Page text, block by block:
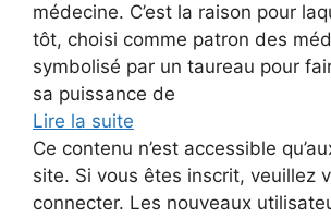
médecine. C’est la raison pour
tôt, choisi comme patron des
symbolisé par un taureau pour
sa puissance de
Lire la suite
Ce contenu n’est accessible
site. Si vous êtes inscrit, veuillez
connecter. Les nouveaux